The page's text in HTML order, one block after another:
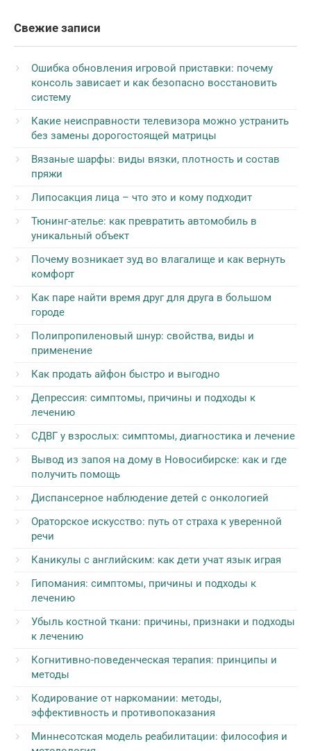
Свежие записи
Ошибка обновления игровой приставки: почему
консоль зависает и как безопасно восстановить
систему
Какие неисправности телевизора можно устранить
без замены дорогостоящей матрицы
Вязаные шарфы: виды вязки, плотность и состав
пряжи
Липосакция лица – что это и кому подходит
Тюнинг-ателье: как превратить автомобиль в
уникальный объект
Почему возникает зуд во влагалище и как вернуть
комфорт
Как паре найти время друг для друга в большом
городе
Полипропиленовый шнур: свойства, виды и
применение
Как продать айфон быстро и выгодно
Депрессия: симптомы, причины и подходы к
лечению
СДВГ у взрослых: симптомы, диагностика и лечение
Вывод из запоя на дому в Новосибирске: как и где
получить помощь
Диспансерное наблюдение детей с онкологией
Ораторское искусство: путь от страха к уверенной
речи
Каникулы с английским: как дети учат язык играя
Гипомания: симптомы, причины и подходы к
лечению
Убыль костной ткани: причины, признаки и подходы
к лечению
Когнитивно-поведенческая терапия: принципы и
методы
Кодирование от наркомании: методы,
эффективность и противопоказания
Миннесотская модель реабилитации: философия и